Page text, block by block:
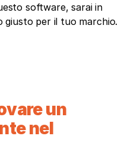
software, sarai in
per il tuo marchio.
un
nel